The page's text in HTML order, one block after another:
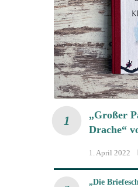
„Großer
Drache“
1. April 2022
„Die